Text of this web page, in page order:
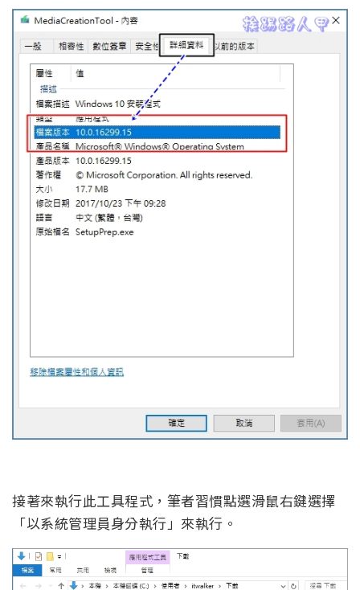
接著來執行此工具程式，筆者習慣點選滑鼠右鍵選擇
「以系統管理員身分執行」來執行。